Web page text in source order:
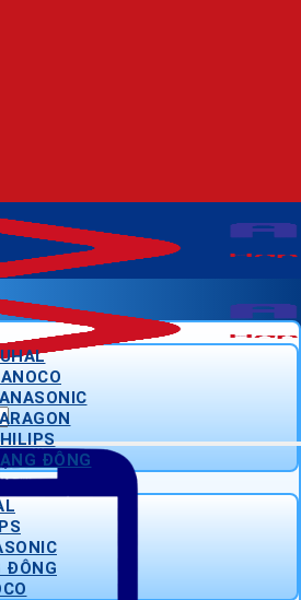
ĐÔNG
ĐÔNG